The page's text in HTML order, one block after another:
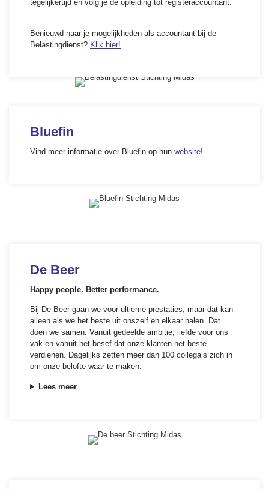
tegelijkertijd en volg je de opleiding tot registeraccountant.
Benieuwd naar je mogelijkheden als accountant bij de
Belastingdienst? Klik hier!
Bluefin
Vind meer informatie over Bluefin op hun website!
De Beer
Happy people. Better performance.
Bij De Beer gaan we voor ultieme prestaties, maar dat kan
alleen als we het beste uit onszelf en elkaar halen. Dat
doen we samen. Vanuit gedeelde ambitie, liefde voor ons
vak en vanuit het besef dat onze klanten het beste
verdienen. Dagelijks zetten meer dan 100 collega’s zich in
om onze belofte waar te maken.
Lees meer